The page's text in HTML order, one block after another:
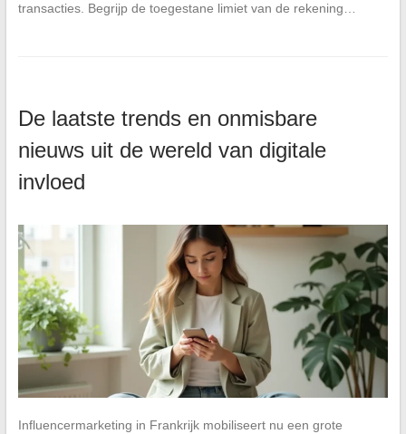
transacties. Begrijp de toegestane limiet van de rekening…
De laatste trends en onmisbare
nieuws uit de wereld van digitale
invloed
Influencermarketing in Frankrijk mobiliseert nu een grote